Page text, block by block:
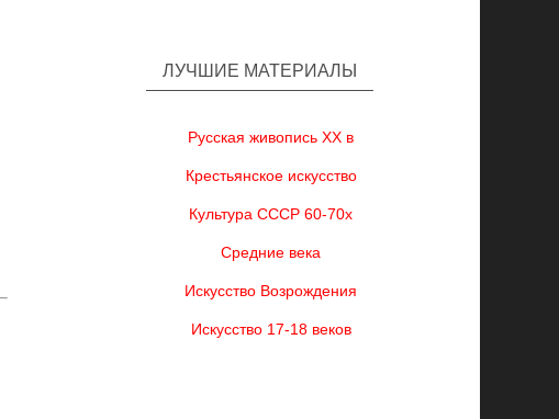
ЛУЧШИЕ МАТЕРИАЛЫ
Русская живопись XX в
Крестьянское искусство
Культура СССР 60-70х
Средние века
Искусство Возрождения
Искусство 17-18 веков